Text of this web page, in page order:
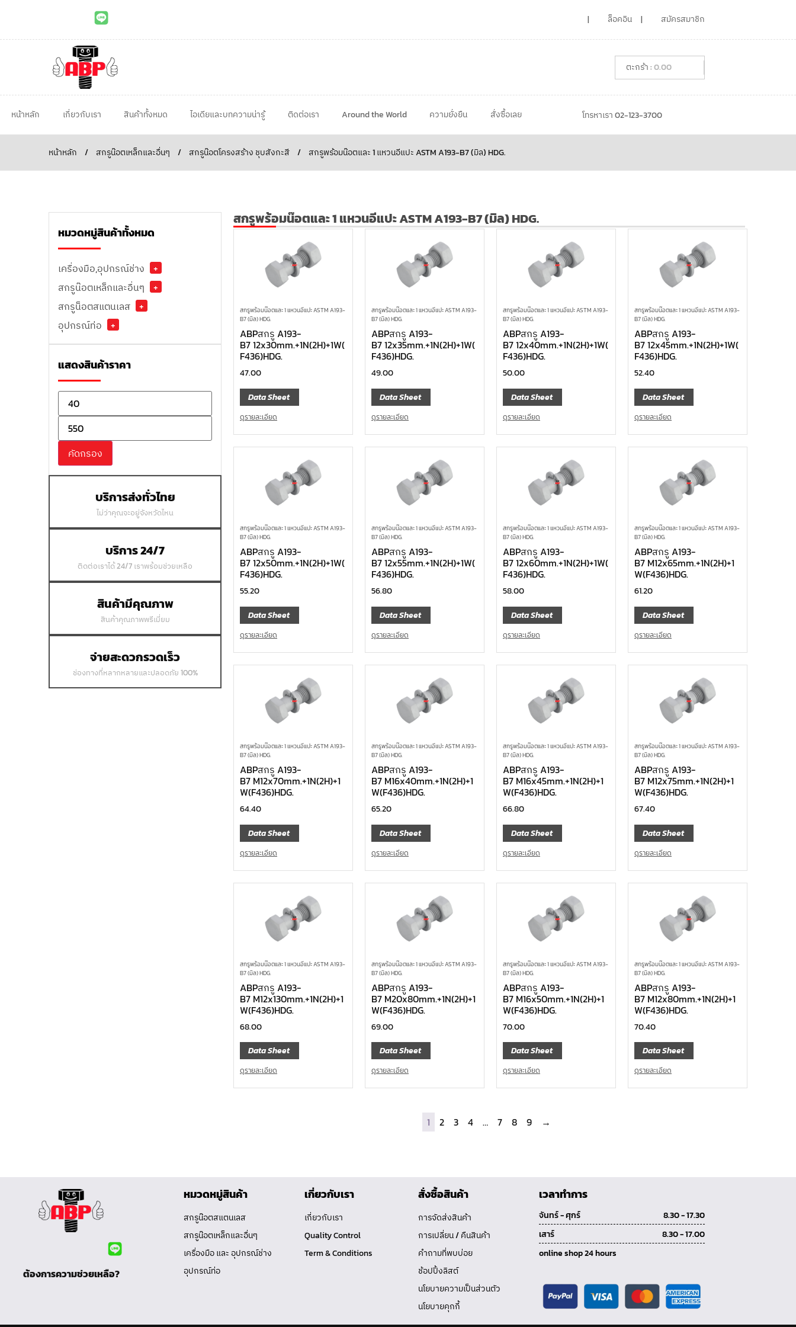
ล็อคอิน สมัครสมาชิก
0.00
หน้าหลัก เกี่ยวกับเรา สินค้าทั้งหมด ไอเดียและบทความน่ารู้ ติดต่อเรา Around the World ความยั่งยืน สั่งซื้อเลย โทรหาเรา 02-123-3700
หน้าหลัก / สกรูน๊อตเหล็กและอื่นๆ / สกรูน๊อตโครงสร้าง ชุบสังกะสี / สกรูพร้อมน๊อตและ 1 แหวนอีแปะ ASTM A193-B7 (มิล) HDG.
หมวดหมู่สินค้าทั้งหมด
เครื่องมือ,อุปกรณ์ช่าง
+
สกรูน๊อตเหล็กและอื่นๆ
+
สกรูน็อตสแตนเลส
+
อุปกรณ์ท่อ
+
แสดงสินค้าราคา
คัดกรอง
บริการส่งทั่วไทย
ไม่ว่าคุณจะอยู่จังหวัดไหน
บริการ 24/7
ติดต่อเราได้ 24/7 เราพร้อมช่วยเหลือ
สินค้ามีคุณภาพ
สินค้าคุณภาพพรีเมี่ยม
จ่ายสะดวกรวดเร็ว
ช่องทางที่หลากหลายและปลอดภัย 100%
สกรูพร้อมน๊อตและ 1 แหวนอีแปะ ASTM A193-B7 (มิล) HDG.
สกรูพร้อมน๊อตและ 1 แหวนอีแปะ ASTM A193-
B7 (มิล) HDG.
ABPสกรู A193-
B7 12x30mm.+1N(2H)+1W(
F436)HDG.
47.00
Data Sheet
ดูรายละเอียด
สกรูพร้อมน๊อตและ 1 แหวนอีแปะ ASTM A193-
B7 (มิล) HDG.
ABPสกรู A193-
B7 12x35mm.+1N(2H)+1W(
F436)HDG.
49.00
Data Sheet
ดูรายละเอียด
สกรูพร้อมน๊อตและ 1 แหวนอีแปะ ASTM A193-
B7 (มิล) HDG.
ABPสกรู A193-
B7 12x40mm.+1N(2H)+1W(
F436)HDG.
50.00
Data Sheet
ดูรายละเอียด
สกรูพร้อมน๊อตและ 1 แหวนอีแปะ ASTM A193-
B7 (มิล) HDG.
ABPสกรู A193-
B7 12x45mm.+1N(2H)+1W(
F436)HDG.
52.40
Data Sheet
ดูรายละเอียด
สกรูพร้อมน๊อตและ 1 แหวนอีแปะ ASTM A193-
B7 (มิล) HDG.
ABPสกรู A193-
B7 12x50mm.+1N(2H)+1W(
F436)HDG.
55.20
Data Sheet
ดูรายละเอียด
สกรูพร้อมน๊อตและ 1 แหวนอีแปะ ASTM A193-
B7 (มิล) HDG.
ABPสกรู A193-
B7 12x55mm.+1N(2H)+1W(
F436)HDG.
56.80
Data Sheet
ดูรายละเอียด
สกรูพร้อมน๊อตและ 1 แหวนอีแปะ ASTM A193-
B7 (มิล) HDG.
ABPสกรู A193-
B7 12x60mm.+1N(2H)+1W(
F436)HDG.
58.00
Data Sheet
ดูรายละเอียด
สกรูพร้อมน๊อตและ 1 แหวนอีแปะ ASTM A193-
B7 (มิล) HDG.
ABPสกรู A193-
B7 M12x65mm.+1N(2H)+1
W(F436)HDG.
61.20
Data Sheet
ดูรายละเอียด
สกรูพร้อมน๊อตและ 1 แหวนอีแปะ ASTM A193-
B7 (มิล) HDG.
ABPสกรู A193-
B7 M12x70mm.+1N(2H)+1
W(F436)HDG.
64.40
Data Sheet
ดูรายละเอียด
สกรูพร้อมน๊อตและ 1 แหวนอีแปะ ASTM A193-
B7 (มิล) HDG.
ABPสกรู A193-
B7 M16x40mm.+1N(2H)+1
W(F436)HDG.
65.20
Data Sheet
ดูรายละเอียด
สกรูพร้อมน๊อตและ 1 แหวนอีแปะ ASTM A193-
B7 (มิล) HDG.
ABPสกรู A193-
B7 M16x45mm.+1N(2H)+1
W(F436)HDG.
66.80
Data Sheet
ดูรายละเอียด
สกรูพร้อมน๊อตและ 1 แหวนอีแปะ ASTM A193-
B7 (มิล) HDG.
ABPสกรู A193-
B7 M12x75mm.+1N(2H)+1
W(F436)HDG.
67.40
Data Sheet
ดูรายละเอียด
สกรูพร้อมน๊อตและ 1 แหวนอีแปะ ASTM A193-
B7 (มิล) HDG.
ABPสกรู A193-
B7 M12x130mm.+1N(2H)+1
W(F436)HDG.
68.00
Data Sheet
ดูรายละเอียด
สกรูพร้อมน๊อตและ 1 แหวนอีแปะ ASTM A193-
B7 (มิล) HDG.
ABPสกรู A193-
B7 M20x80mm.+1N(2H)+1
W(F436)HDG.
69.00
Data Sheet
ดูรายละเอียด
สกรูพร้อมน๊อตและ 1 แหวนอีแปะ ASTM A193-
B7 (มิล) HDG.
ABPสกรู A193-
B7 M16x50mm.+1N(2H)+1
W(F436)HDG.
70.00
Data Sheet
ดูรายละเอียด
สกรูพร้อมน๊อตและ 1 แหวนอีแปะ ASTM A193-
B7 (มิล) HDG.
ABPสกรู A193-
B7 M12x80mm.+1N(2H)+1
W(F436)HDG.
70.40
Data Sheet
ดูรายละเอียด
1 2 3 4 … 7 8 9 →
ต้องการความช่วยเหลือ?
หมวดหมู่สินค้า
สกรูน๊อตสแตนเลส
สกรูน๊อตเหล็กและอื่นๆ
เครื่องมือ และ อุปกรณ์ช่าง
อุปกรณ์ท่อ
เกี่ยวกับเรา
เกี่ยวกับเรา
Quality Control
Term & Conditions
สั่งซื้อสินค้า
การจัดส่งสินค้า
การเปลี่ยน / คืนสินค้า
คำถามที่พบบ่อย
ช้อปปิ้งลิสต์
นโยบายความเป็นส่วนตัว
นโยบายคุกกี้
เวลาทำการ
จันทร์ - ศุกร์
8.30 - 17.30
เสาร์
8.30 - 17.00
online shop 24 hours